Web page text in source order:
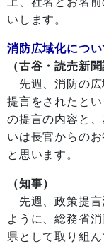
いします。
消防広域化につ
（古谷・読売新聞
先週、消防の広
提言をされたと
の提言の内容と
いは長官からの
と思います。
（知事）
先週、政策提言
ように、総務省
県として取り組